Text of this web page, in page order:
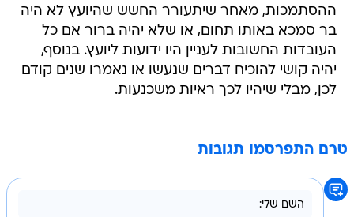
ההסתמכות, מאחר שיתעורר החשש שהיועץ לא היה
בר סמכא באותו תחום, או שלא יהיה ברור אם כל
העובדות החשובות לעניין היו ידועות ליועץ. בנוסף,
יהיה קושי להוכיח דברים שנעשו או נאמרו שנים קודם
לכן, מבלי שיהיו לכך ראיות משכנעות.
טרם התפרסמו תגובות